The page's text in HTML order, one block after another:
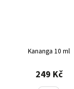
Kananga 10 ml
249 Kč